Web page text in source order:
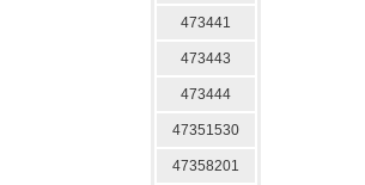
473441
473443
473444
47351530
47358201